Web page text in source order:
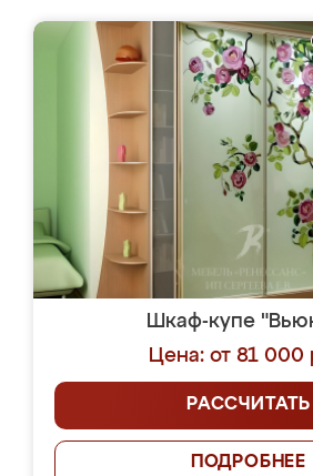
Шкаф-купе
Цена: от 81 000
РАССЧИТАТЬ
ПОДРОБНЕЕ